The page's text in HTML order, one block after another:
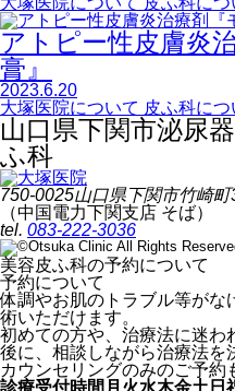
アトピー性皮膚炎
膏』
2023.6.20
大塚医院について 皮ふ科につ
山口県下関市泌尿
ふ科
750-0025山口県下関市竹崎町
（中国電力下関支店 そば）
tel. 083-222-3036
美容皮ふ科の予約について
予約について
体調やお肌のトラブル等がな
術いただけます。
初めての方や、治療法に迷わ
後に、相談しながら治療法を
カウンセリングのみのご予約
診療受付時間 月 火水木金土 日